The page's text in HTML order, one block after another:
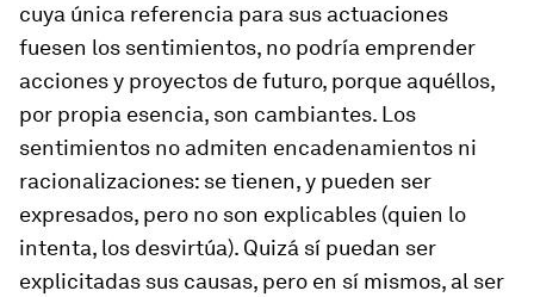
cuya única referencia para sus actuaciones
fuesen los sentimientos, no podría emprender
acciones y proyectos de futuro, porque aquéllos,
por propia esencia, son cambiantes. Los
sentimientos no admiten encadenamientos ni
racionalizaciones: se tienen, y pueden ser
expresados, pero no son explicables (quien lo
intenta, los desvirtúa). Quizá sí puedan ser
explicitadas sus causas, pero en sí mismos, al ser